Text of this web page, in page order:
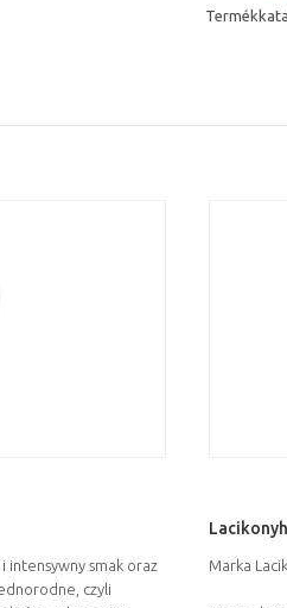
intensywny smak oraz
czyli
Marka